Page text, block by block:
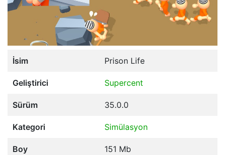
İsim Prison Life
Geliştirici Supercent
Sürüm 35.0.0
Kategori Simülasyon
Boy 151 Mb